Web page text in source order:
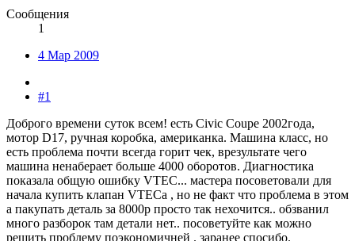
Сообщения
1
4 Мар 2009
#1
Доброго времени суток всем! есть Civic Coupe 2002года,
мотор D17, ручная коробка, американка. Машина класс, но
есть проблема почти всегда горит чек, врезультате чего
машина ненаберает больше 4000 оборотов. Диагностика
показала общую ошибку VTEC... мастера посоветовали для
начала купить клапан VTECа , но не факт что проблема в этом
а пакупать деталь за 8000р просто так нехочится.. обзванил
много разборок там детали нет.. посоветуйте как можно
решить проблему поэкономичней . заранее спосибо.